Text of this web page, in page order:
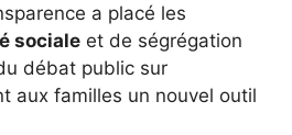
a placé les
sociale et de ségrégation
débat public sur
aux familles un nouvel outil